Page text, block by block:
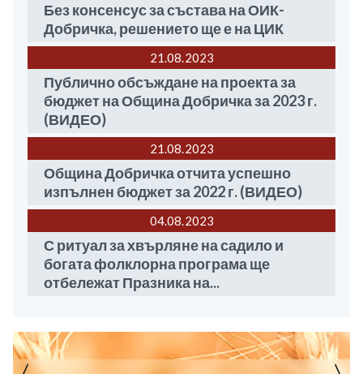
Без консенсус за състава на ОИК-
Добричка, решението ще е на ЦИК
21.08 2023
Публично обсъждане на проекта за
бюджет на Община Добричка за 2023 г.
(ВИДЕО)
21.08 2023
Община Добричка отчита успешно
изпълнен бюджет за 2022 г. (ВИДЕО)
04.08 2023
С ритуал за хвърляне на садило и
богата фолклорна програма ще
отбележат Празника на...